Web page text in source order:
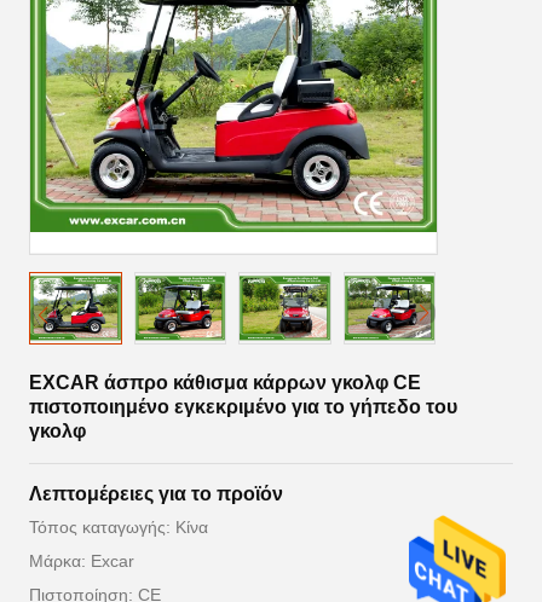
EXCAR άσπρο κάθισμα κάρρων γκολφ CE
πιστοποιημένο εγκεκριμένο για το γήπεδο του
γκολφ
Λεπτομέρειες για το προϊόν
Τόπος καταγωγής: Κίνα
Μάρκα: Excar
Πιστοποίηση: CE